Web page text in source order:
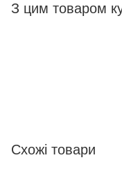
З цим товаром
Схожі товари